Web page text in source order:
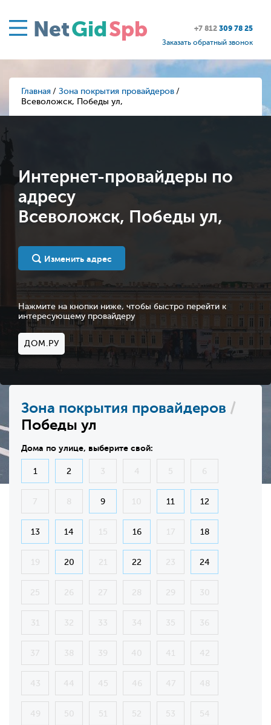
NetGidSpb +7 812 309 78 25
Заказать обратный звонок
Главная
Зона покрытия провайдеров
Всеволожск, Победы ул,
Интернет-провайдеры по
адресу
Всеволожск, Победы ул,
Изменить адрес
Нажмите на кнопки ниже, чтобы быстро перейти к
интересующему провайдеру
ДОМ.РУ
Зона покрытия провайдеров /
Победы ул
Дома по улице, выберите свой:
1 2 3 4 5 6
7 8 9 10 11 12
13 14 15 16 17 18
19 20 21 22 23 24
25 26 27 28 29 30
31 32 33 34 35 36
37 38 39 40 41 42
43 44 45 46 47 48
49 50 51 52 53 54